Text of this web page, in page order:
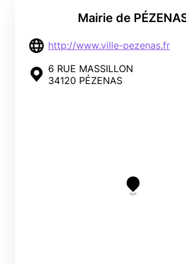
Mairie de
http://www.ville-pezenas.fr
6 RUE MASSILLON
34120 PÉZENAS